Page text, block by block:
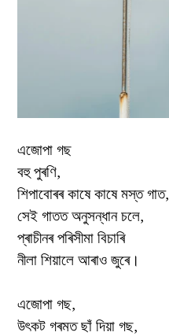
এজোপা গছ
বহু পুৰণি,
শিপাবোৰৰ কাষে কাষে মস্ত গাত,
সেই গাতত অনুসন্ধান চলে,
প্ৰাচীনৰ পৰিসীমা বিচাৰি
নীলা শিয়ালে আৰাও জুৰে।
এজোপা গছ,
উৎকট গৰমত ছাঁ দিয়া গছ,